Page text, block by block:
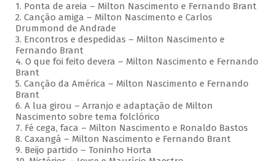
1. Ponta de areia – Milton Nascimento e Fernando Brant
2. Canção amiga – Milton Nascimento e Carlos
Drummond de Andrade
3. Encontros e despedidas – Milton Nascimento e
Fernando Brant
4. O que foi feito devera – Milton Nascimento e Fernando
Brant
5. Canção da América – Milton Nascimento e Fernando
Brant
6. A lua girou – Arranjo e adaptação de Milton
Nascimento sobre tema folclórico
7. Fé cega, faca – Milton Nascimento e Ronaldo Bastos
8. Caxangá – Milton Nascimento e Fernando Brant
9. Beijo partido – Toninho Horta